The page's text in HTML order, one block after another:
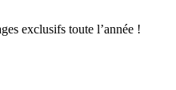
exclusifs toute l’année !